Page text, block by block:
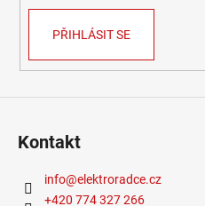
PŘIHLÁSIT SE
Kontakt
info@elektroradce.cz
+420 774 327 266